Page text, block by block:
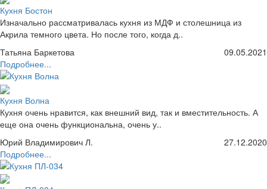
Кухня Бостон
Изначально рассматривалась кухня из МДФ и столешница из
Акрила темного цвета. Но после того, когда д..
Татьяна Баркетова
09.05.2021
Подробнее...
Кухня Волна
Кухня очень нравится, как внешний вид, так и вместительность. А
еще она очень функциональна, очень у..
Юрий Владимирович Л.
27.12.2020
Подробнее...